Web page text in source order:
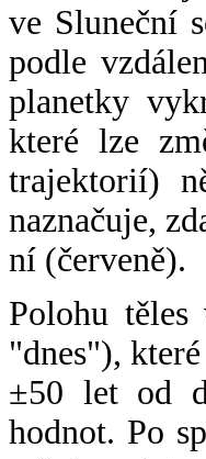
ve Sluneční
podle
planetky
které lze
trajektorií)
naznačuje,
ní (červeně).
Polohu
"dnes"),
±50 let od
hodnot. Po